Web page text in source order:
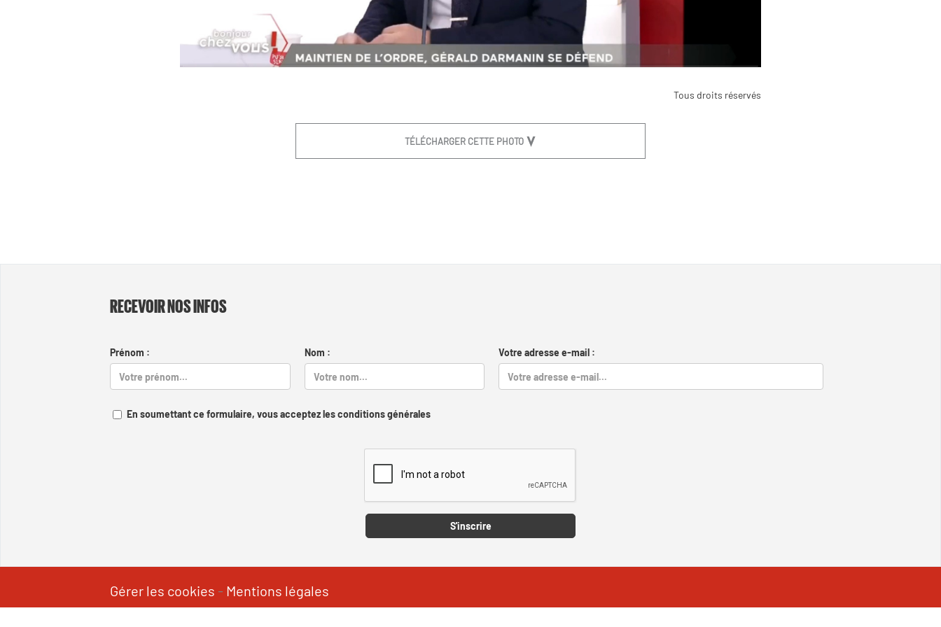
Tous droits réservés
TÉLÉCHARGER CETTE PHOTO
RECEVOIR NOS INFOS
Prénom : Nom : Votre adresse e-mail :
En soumettant ce formulaire, vous acceptez les conditions générales
S'inscrire
Gérer les cookies - Mentions légales